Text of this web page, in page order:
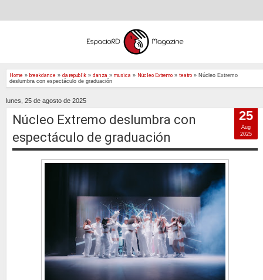
Home » breakdance » da republik » danza » musica » Núcleo Extremo » teatro » Núcleo Extremo
deslumbra con espectáculo de graduación
lunes, 25 de agosto de 2025
Núcleo Extremo deslumbra con
espectáculo de graduación
25
Aug
2025